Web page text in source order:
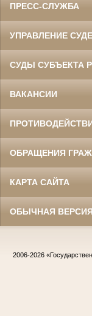
ПРЕСС-СЛУЖБА
УПРАВЛЕНИЕ
СУДЫ СУБЪЕКТА
ВАКАНСИИ
ОБРАЩЕНИЯ
КАРТА САЙТА
ОБЫЧНАЯ
2006-2026